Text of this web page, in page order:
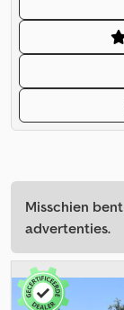
Misschien
advertenties.